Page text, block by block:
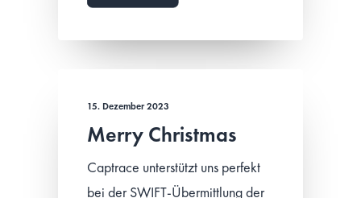
15. Dezember 2023
Merry Christmas
Captrace unterstützt uns perfekt
bei der SWIFT-Übermittlung der